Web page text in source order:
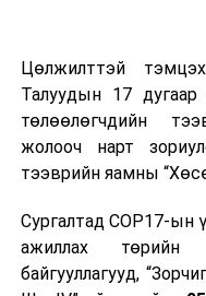
тал, хээрийн
секундэд 12-14
дулаарч Хангай,
Хүрэнбэлчир орчим,
Ерөө, Туул, Тэрэлж,
нууруудын хотгор,
шөнөдөө 12-17 хэм,
нутгаар шөнөдөө 4-
Цөлжилттэй
Талуудын 17 дугаар
төлөөлөгчдийн
жолооч нарт
тээврийн яамны
Сургалтад COP17-ын
ажиллах төрийн
байгууллагууд,